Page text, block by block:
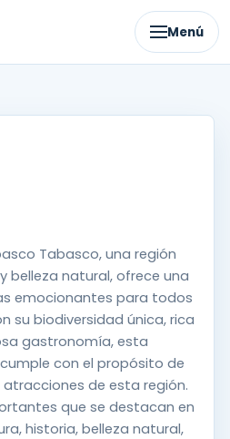
Menú
Tabasco, una región
belleza natural, ofrece una
emocionantes para todos
su biodiversidad única, rica
gastronomía, esta
con el propósito de
de esta región.
que se destacan en
historia, belleza natural,